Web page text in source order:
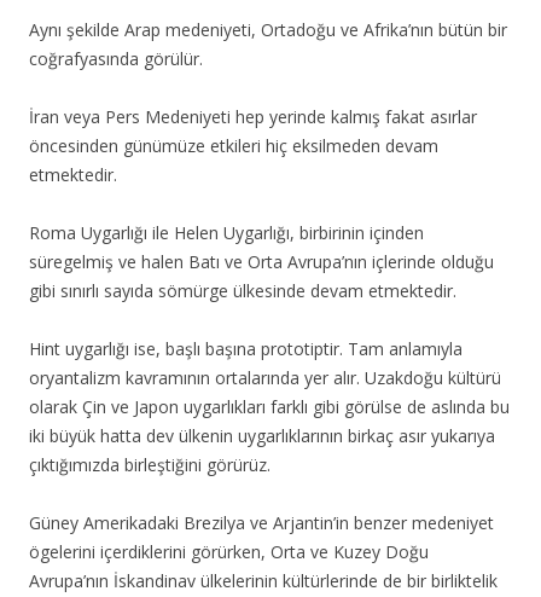
Aynı şekilde Arap medeniyeti, Ortadoğu ve Afrika’nın bütün bir
coğrafyasında görülür.
İran veya Pers Medeniyeti hep yerinde kalmış fakat asırlar
öncesinden günümüze etkileri hiç eksilmeden devam
etmektedir.
Roma Uygarlığı ile Helen Uygarlığı, birbirinin içinden
süregelmiş ve halen Batı ve Orta Avrupa’nın içlerinde olduğu
gibi sınırlı sayıda sömürge ülkesinde devam etmektedir.
Hint uygarlığı ise, başlı başına prototiptir. Tam anlamıyla
oryantalizm kavramının ortalarında yer alır. Uzakdoğu kültürü
olarak Çin ve Japon uygarlıkları farklı gibi görülse de aslında bu
iki büyük hatta dev ülkenin uygarlıklarının birkaç asır yukarıya
çıktığımızda birleştiğini görürüz.
Güney Amerikadaki Brezilya ve Arjantin’in benzer medeniyet
ögelerini içerdiklerini görürken, Orta ve Kuzey Doğu
Avrupa’nın İskandinav ülkelerinin kültürlerinde de bir birliktelik